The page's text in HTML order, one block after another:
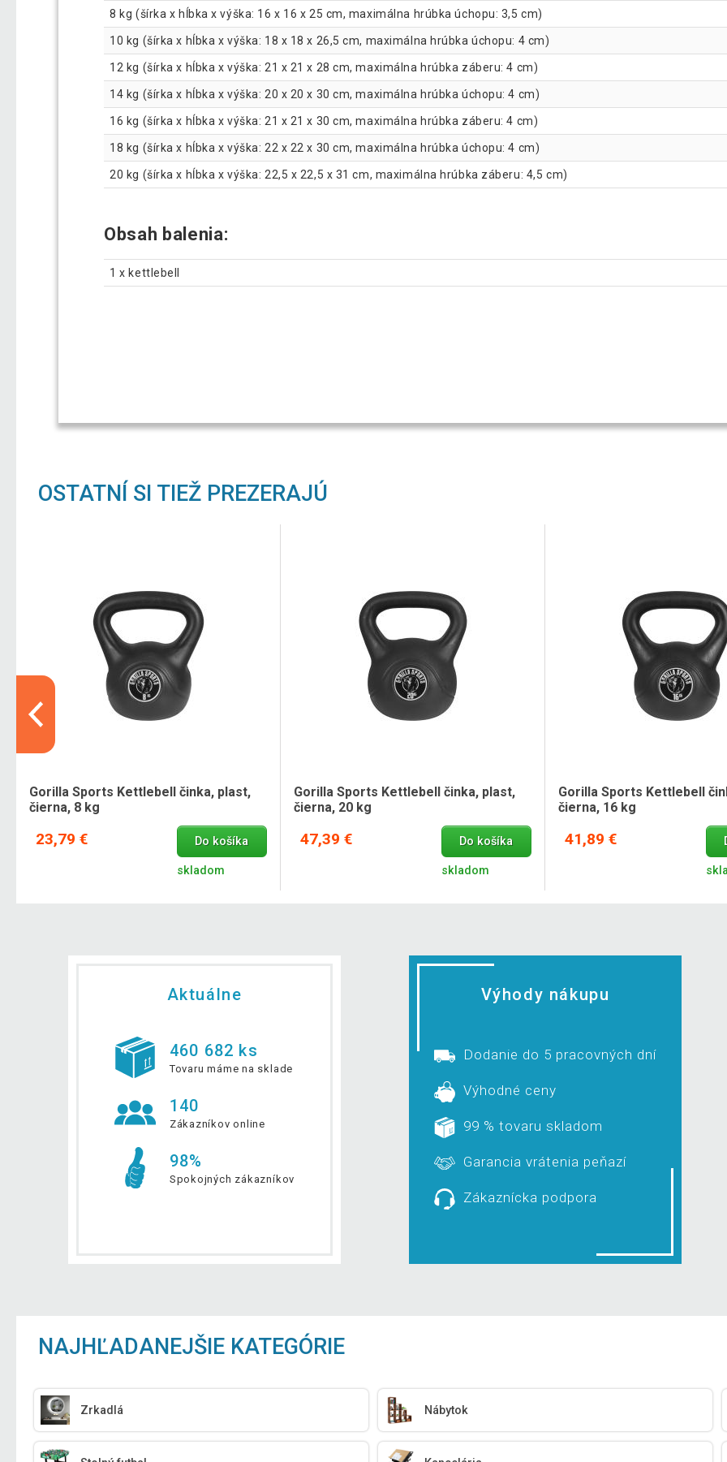
8 kg (šírka x hĺbka x výška: 16 x 16 x 25 cm, maximálna hrúbka úchopu: 3,5 cm)
10 kg (šírka x hĺbka x výška: 18 x 18 x 26,5 cm, maximálna hrúbka úchopu: 4 cm)
12 kg (šírka x hĺbka x výška: 21 x 21 x 28 cm, maximálna hrúbka záberu: 4 cm)
14 kg (šírka x hĺbka x výška: 20 x 20 x 30 cm, maximálna hrúbka úchopu: 4 cm)
16 kg (šírka x hĺbka x výška: 21 x 21 x 30 cm, maximálna hrúbka záberu: 4 cm)
18 kg (šírka x hĺbka x výška: 22 x 22 x 30 cm, maximálna hrúbka úchopu: 4 cm)
20 kg (šírka x hĺbka x výška: 22,5 x 22,5 x 31 cm, maximálna hrúbka záberu: 4,5 cm)
Obsah balenia:
1 x kettlebell
OSTATNÍ SI TIEŽ PREZERAJÚ
Gorilla Sports Kettlebell činka, plast,
čierna, 8 kg
23,79 € Do košíka
skladom
Gorilla Sports Kettlebell činka, plast,
čierna, 20 kg
47,39 € Do košíka
skladom
Gorilla Sports Kettlebell
čierna, 16 kg
41,89 €
Aktuálne
460 682 ks
Tovaru máme na sklade
140
Zákazníkov online
98%
Spokojných zákazníkov
Výhody nákupu
Dodanie do 5 pracovných dní
Výhodné ceny
99 % tovaru skladom
Garancia vrátenia peňazí
Zákaznícka podpora
NAJHĽADANEJŠIE KATEGÓRIE
Zrkadlá Nábytok